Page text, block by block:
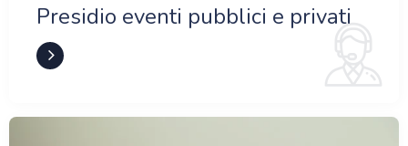
Presidio eventi pubblici e privati